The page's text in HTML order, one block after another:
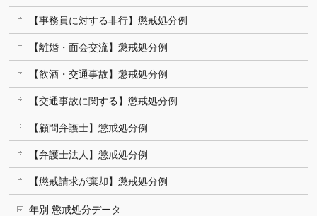
【事務員に対する非行】懲戒処分例
【離婚・面会交流】懲戒処分例
【飲酒・交通事故】懲戒処分例
【交通事故に関する】懲戒処分例
【顧問弁護士】懲戒処分例
【弁護士法人】懲戒処分例
【懲戒請求が棄却】懲戒処分例
年別 懲戒処分データ